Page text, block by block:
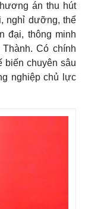
phòng
án thu hút
nghỉ dưỡng, thể
đại, thông minh
Có chính
biến chuyên sâu
nghiệp chủ lực